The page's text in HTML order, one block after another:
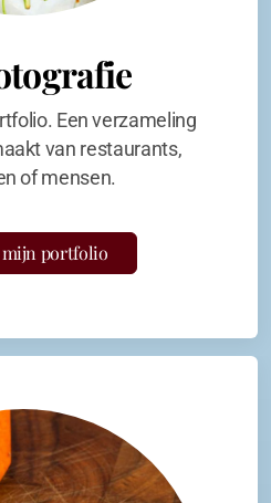
Een verzameling
van restaurants,
of mensen.
mijn portfolio